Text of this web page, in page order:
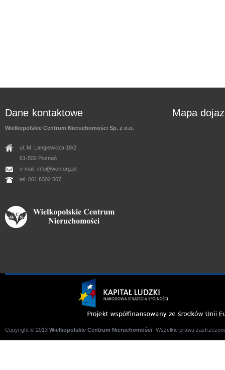
Dane kontaktowe
Wielkopolskie Centrum Nieruchomości Sp. z o.o.
ul. M. Langiewicza 18/2
61-502 Poznań
e-mail: info@wcn.org.pl
tel: 061 8302 507
Mapa
Copyright © 2013 Wielkopolskie Centrum Nieruchomości- Wszelkie prawa